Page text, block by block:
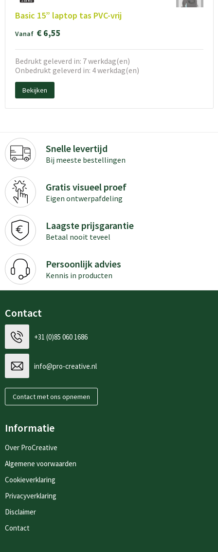
Basic 15” laptop tas PVC-vrij
Vanaf € 6,55
Bedrukt geleverd in: 7 werkdag(en)
Onbedrukt geleverd in: 4 werkdag(en)
Bekijken
Snelle levertijd
Bij meeste bestellingen
Gratis visueel proef
Eigen ontwerpafdeling
Laagste prijsgarantie
Betaal nooit teveel
Persoonlijk advies
Kennis in producten
Contact
+31 (0)85 060 1686
info@pro-creative.nl
Contact met ons opnemen
Informatie
Over ProCreative
Algemene voorwaarden
Cookieverklaring
Privacyverklaring
Disclaimer
Contact